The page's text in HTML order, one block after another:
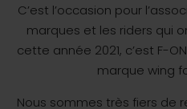
C’est l’occasion pour
marques et les riders qui
cette année 2021, c’est F-
marque wing
Nous sommes très fiers de